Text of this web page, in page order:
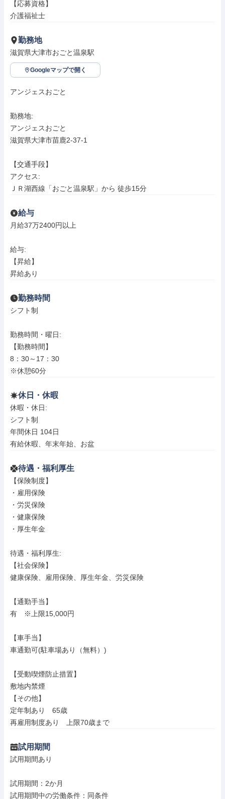
【応募資格】
介護福祉士
勤務地
滋賀県大津市おごと温泉駅
Googleマップで開く
アンジェスおごと
勤務地:
アンジェスおごと
滋賀県大津市苗鹿2-37-1
【交通手段】
アクセス:
ＪＲ湖西線「おごと温泉駅」から 徒歩15分
給与
月給37万2400円以上
給与:
【昇給】
昇給あり
勤務時間
シフト制
勤務時間・曜日:
【勤務時間】
8：30～17：30
※休憩60分
休日・休暇
休暇・休日:
シフト制
年間休日 104日
有給休暇、年末年始、お盆
待遇・福利厚生
【保険制度】
・雇用保険
・労災保険
・健康保険
・厚生年金
待遇・福利厚生:
【社会保険】
健康保険、雇用保険、厚生年金、労災保険
【通勤手当】
有　※上限15,000円
【車手当】
車通勤可(駐車場あり（無料）)
【受動喫煙防止措置】
敷地内禁煙
【その他】
定年制あり　65歳
再雇用制度あり　上限70歳まで
試用期間
試用期間あり
試用期間：2か月
試用期間中の労働条件：同条件